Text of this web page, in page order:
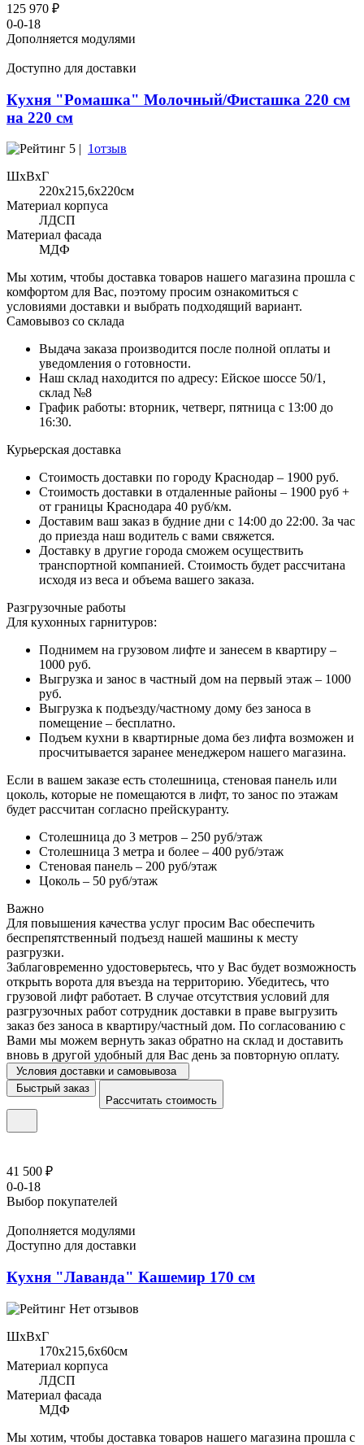
125 970 ₽
0-0-18
Дополняется модулями
Доступно для доставки
Кухня "Ромашка" Молочный/Фисташка 220 см
на 220 см
5 | 1отзыв
ШхВхГ
220x215,6х220см
Материал корпуса
ЛДСП
Материал фасада
МДФ
Мы хотим, чтобы доставка товаров нашего магазина прошла с
комфортом для Вас, поэтому просим ознакомиться с
условиями доставки и выбрать подходящий вариант.
Самовывоз со склада
Выдача заказа производится после полной оплаты и
уведомления о готовности.
Наш склад находится по адресу: Ейское шоссе 50/1,
склад №8
График работы: вторник, четверг, пятница с 13:00 до
16:30.
Курьерская доставка
Стоимость доставки по городу Краснодар – 1900 руб.
Стоимость доставки в отдаленные районы – 1900 руб +
от границы Краснодара 40 руб/км.
Доставим ваш заказ в будние дни с 14:00 до 22:00. За час
до приезда наш водитель с вами свяжется.
Доставку в другие города сможем осуществить
транспортной компанией. Стоимость будет рассчитана
исходя из веса и объема вашего заказа.
Разгрузочные работы
Для кухонных гарнитуров:
Поднимем на грузовом лифте и занесем в квартиру –
1000 руб.
Выгрузка и занос в частный дом на первый этаж – 1000
руб.
Выгрузка к подъезду/частному дому без заноса в
помещение – бесплатно.
Подъем кухни в квартирные дома без лифта возможен и
просчитывается заранее менеджером нашего магазина.
Если в вашем заказе есть столешница, стеновая панель или
цоколь, которые не помещаются в лифт, то занос по этажам
будет рассчитан согласно прейскуранту.
Столешница до 3 метров – 250 руб/этаж
Столешница 3 метра и более – 400 руб/этаж
Стеновая панель – 200 руб/этаж
Цоколь – 50 руб/этаж
Важно
Для повышения качества услуг просим Вас обеспечить
беспрепятственный подъезд нашей машины к месту
разгрузки.
Заблаговременно удостоверьтесь, что у Вас будет возможность
открыть ворота для въезда на территорию. Убедитесь, что
грузовой лифт работает. В случае отсутствия условий для
разгрузочных работ сотрудник доставки в праве выгрузить
заказ без заноса в квартиру/частный дом. По согласованию с
Вами мы можем вернуть заказ обратно на склад и доставить
вновь в другой удобный для Вас день за повторную оплату.
Условия доставки и самовывоза
Быстрый заказ
Рассчитать стоимость
41 500 ₽
0-0-18
Выбор покупателей
Дополняется модулями
Доступно для доставки
Кухня "Лаванда" Кашемир 170 см
Нет отзывов
ШхВхГ
170x215,6х60см
Материал корпуса
ЛДСП
Материал фасада
МДФ
Мы хотим, чтобы доставка товаров нашего магазина прошла с